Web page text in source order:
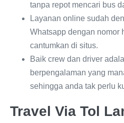
tanpa repot mencari bus
Layanan online sudah
Whatsapp dengan nomor
cantumkan di situs.
Baik crew dan driver
berpengalaman yang
sehingga anda tak perlu
Travel Via Tol